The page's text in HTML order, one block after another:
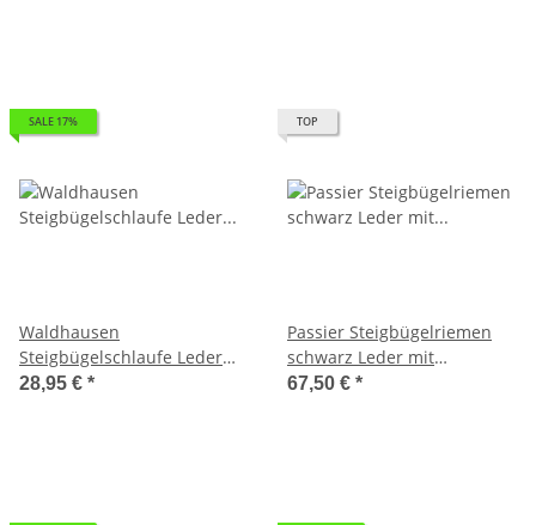
SALE 17%
Waldhausen
Steigbügelschlaufe Leder
Steigbügelriemen X-Line
28,95 € *
TOP
Passier Steigbügelriemen
schwarz Leder mit
Nyloneinlage Velvet Touch
67,50 € *